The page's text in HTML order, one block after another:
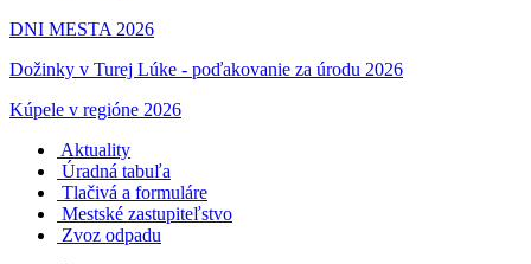
DNI MESTA 2026
Dožinky v Turej Lúke - poďakovanie za úrodu 2026
Kúpele v regióne 2026
Aktuality
Úradná tabuľa
Tlačivá a formuláre
Mestské zastupiteľstvo
Zvoz odpadu